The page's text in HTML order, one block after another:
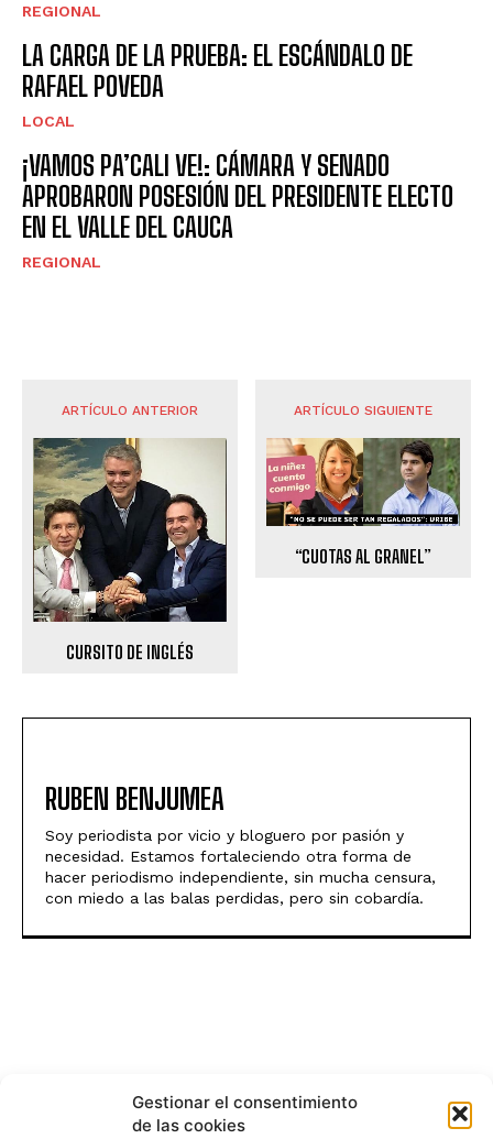
Gestionar el consentimiento
de las cookies
REGIONAL
LA CARGA DE LA PRUEBA: EL ESCÁNDALO DE
RAFAEL POVEDA
LOCAL
¡VAMOS PA’CALI VE!: CÁMARA Y SENADO
APROBARON POSESIÓN DEL PRESIDENTE ELECTO
EN EL VALLE DEL CAUCA
REGIONAL
ARTÍCULO ANTERIOR
CURSITO DE INGLÉS
ARTÍCULO SIGUIENTE
“CUOTAS AL GRANEL”
RUBEN BENJUMEA
Soy periodista por vicio y bloguero por pasión y
necesidad. Estamos fortaleciendo otra forma de
hacer periodismo independiente, sin mucha censura,
con miedo a las balas perdidas, pero sin cobardía.